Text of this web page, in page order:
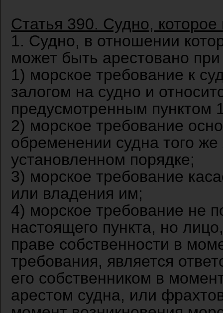
Статья 390. Судно,
1. Судно, в отношении
может быть арестовано
1) морское требование к
залогом на судно и
предусмотренным пунктом
2) морское требование
обременении судна того
установленном порядке;
3) морское требование
или владения им;
4) морское требование не
настоящего пункта, но
праве собственности в
требования, является
его собственником в
арестом судна, или